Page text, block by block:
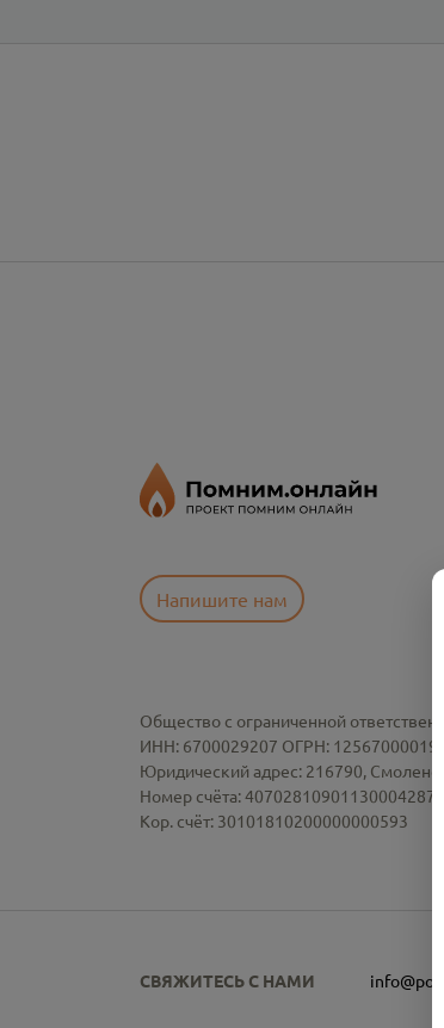
Напишите нам
Общество с ограниченной
ИНН: 6700029207 ОГРН:
Юридический адрес: 216790,
Номер счёта:
Кор. счёт: 30101810200000000593
СВЯЖИТЕСЬ С НАМИ